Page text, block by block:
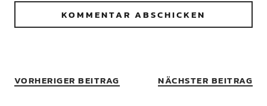
VORHERIGER BEITRAG NÄCHSTER BEITRAG